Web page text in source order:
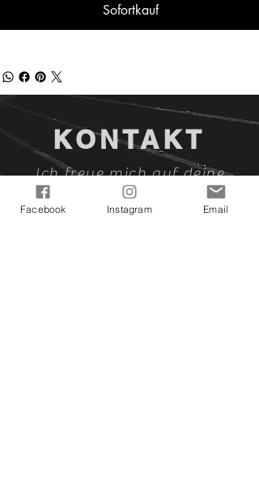
Sofortkauf
KONTAKT
Ich freue mich auf deine
Kontaktaufnahme!
Facebook Instagram Email